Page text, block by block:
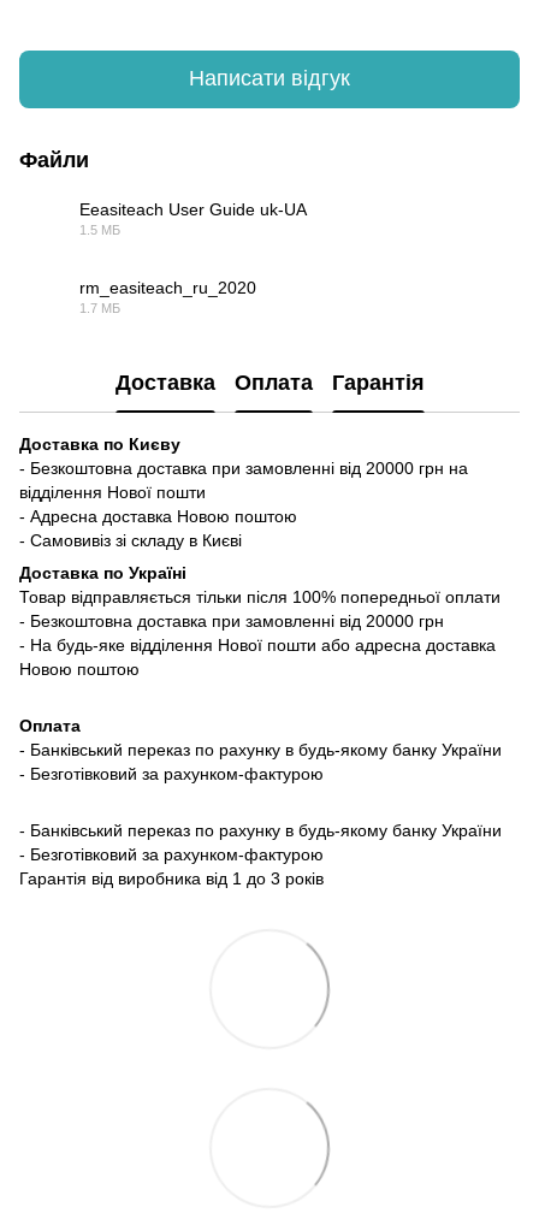
Написати відгук
Файли
Eeasiteach User Guide uk-UA
1.5 МБ
rm_easiteach_ru_2020
1.7 МБ
Доставка Оплата Гарантія
Доставка по Києву
- Безкоштовна доставка при замовленні від 20000 грн на
відділення Нової пошти
- Адресна доставка Новою поштою
- Самовивіз зі складу в Києві
Доставка по Україні
Товар відправляється тільки після 100% попередньої оплати
- Безкоштовна доставка при замовленні від 20000 грн
- На будь-яке відділення Нової пошти або адресна доставка
Новою поштою
Оплата
- Банківський переказ по рахунку в будь-якому банку України
- Безготівковий за рахунком-фактурою
- Банківський переказ по рахунку в будь-якому банку України
- Безготівковий за рахунком-фактурою
Гарантія від виробника від 1 до 3 років